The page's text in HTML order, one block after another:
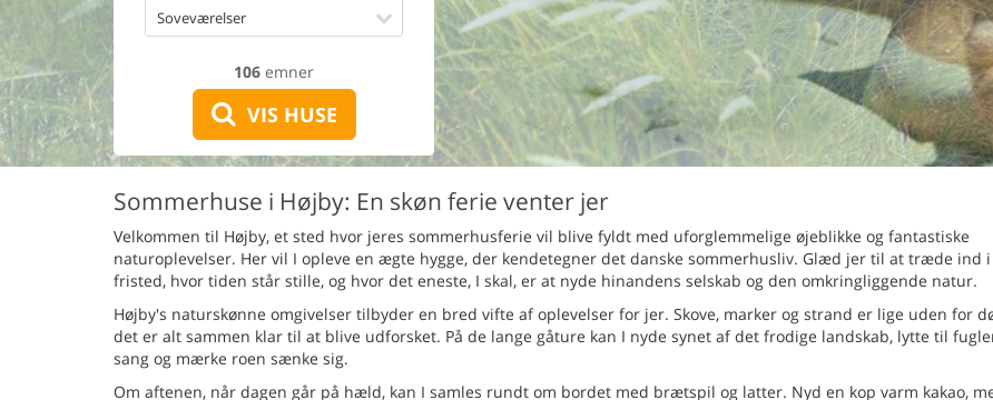
Soveværelser
106 emner
VIS HUSE
Sommerhuse i Højby: En skøn ferie venter jer
Velkommen til Højby, et sted hvor jeres sommerhusferie vil blive fyldt med uforglemmelige øjeblikke og fantastiske
naturoplevelser. Her vil I opleve en ægte hygge, der kendetegner det danske sommerhusliv. Glæd jer til at træde ind
fristed, hvor tiden står stille, og hvor det eneste, I skal, er at nyde hinandens selskab og den omkringliggende natur.
Højby's naturskønne omgivelser tilbyder en bred vifte af oplevelser for jer. Skove, marker og strand er lige uden for
det er alt sammen klar til at blive udforsket. På de lange gåture kan I nyde synet af det frodige landskab, lytte til
sang og mærke roen sænke sig.
Om aftenen, når dagen går på hæld, kan I samles rundt om bordet med brætspil og latter. Nyd en kop varm kakao,